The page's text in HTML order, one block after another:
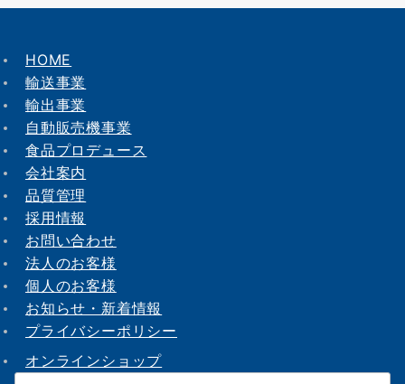
HOME
輸送事業
輸出事業
自動販売機事業
食品プロデュース
会社案内
品質管理
採用情報
お問い合わせ
法人のお客様
個人のお客様
お知らせ・新着情報
プライバシーポリシー
オンラインショップ